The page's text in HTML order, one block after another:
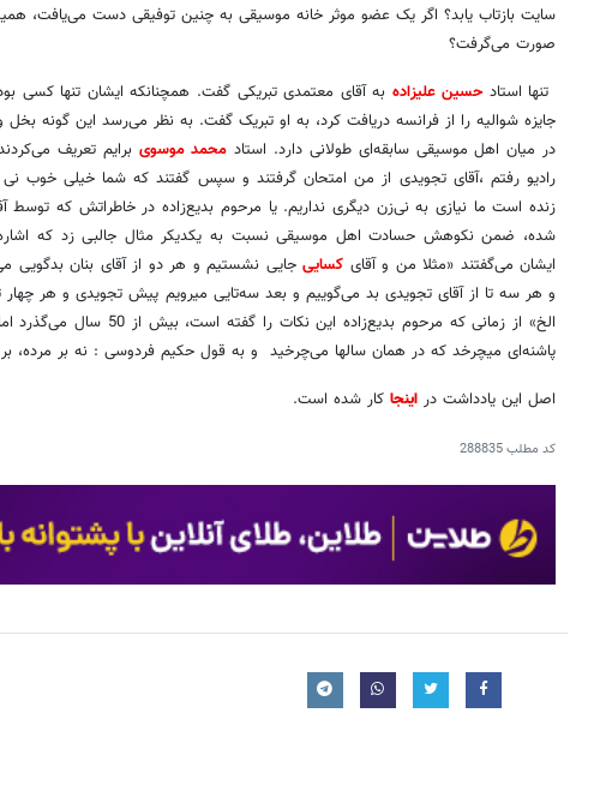
سایت بازتاب یابد؟ اگر یک عضو موثر خانه موسیقی به چنین توفیقی دست می­‌یافت،
صورت می­‌گرفت؟
تنها استادحسین علیزاده به آقای معتمدی تبریکی گفت. همچنانکه ایشان تنها کسی
جایزه شوالیه را از فرانسه دریافت کرد، به او تبریک گفت. به نظر می­‌رسد این گونه بخل
در میان اهل موسیقی سابقه‌­ای طولانی دارد. استاد محمد موسوی برایم تعریف
رادیو رفتم ،آقای تجویدی از من امتحان گرفتند و سپس گفتند که شما خیلی خوب نی
زنده است ما نیازی به نی‌­زن دیگری نداریم. یا مرحوم بدیع‌­زاده در خاطراتش که توسط
شده، ضمن نکوهش حسادت اهل موسیقی نسبت به یکدیکر مثال جالبی زد که
ایشان می­‌گفتند «مثلا من و آقای کسایی جایی نشستیم و هر دو از آقای بنان بدگویی
و هر سه تا از آقای تجویدی بد می­‌گوییم و بعد سه‌­تایی می­رویم پیش تجویدی و هر چهار
الخ» از زمانی که مرحوم بدیع­‌زاده
پاشنه‌­ای می­چرخد که در همان سالها می‌­چرخید و به قول حکیم فردوسی : نه بر مرده،
اصل این یادداشت در اینجا کار شده است.
کد مطلب288835